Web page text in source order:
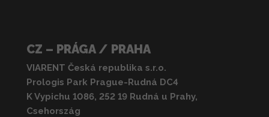
CZ – PRÁGA / PRAHA
VIARENT Česká republika s.r.o.
Prologis Park Prague-Rudná DC4
K Vypichu 1086, 252 19 Rudná u Prahy,
Csehország